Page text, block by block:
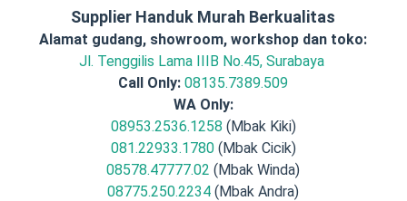
Supplier Handuk Murah Berkualitas
Alamat gudang, showroom, workshop dan toko:
Jl. Tenggilis Lama IIIB No.45, Surabaya
Call Only: 08135.7389.509
WA Only:
08953.2536.1258 (Mbak Kiki)
081.22933.1780(Mbak Cicik)
08578.47777.02 (Mbak Winda)
08775.250.2234 (Mbak Andra)